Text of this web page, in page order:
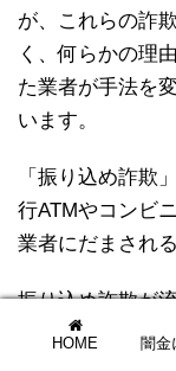
が、これらの詐
く、何らかの理
た業者が手法を
います。
「振り込め詐欺
行ATMやコンビ
業者にだまされ
振り込め詐欺が
2,000年代初頭に
HOME 闇金